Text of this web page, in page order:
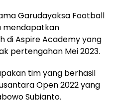
Garudayaksa Football
mendapatkan
di Aspire Academy yang
pertengahan Mei 2023.
tim yang berhasil
Open 2022 yang
Subianto.